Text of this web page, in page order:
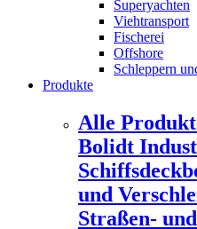
Superyachten
Viehtransport
Fischerei
Offshore
Schleppern
Produkte
Alle
Bolidt
und
Straßen-